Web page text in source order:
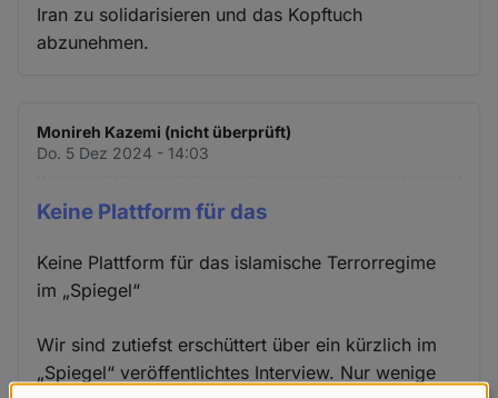
Iran zu solidarisieren und das Kopftuch
abzunehmen.
Monireh Kazemi (nicht überprüft)
Do. 5 Dez 2024 - 14:03
Keine Plattform für das
Keine Plattform für das islamische Terrorregime
im „Spiegel“
Wir sind zutiefst erschüttert über ein kürzlich im
„Spiegel“ veröffentlichtes Interview. Nur wenige